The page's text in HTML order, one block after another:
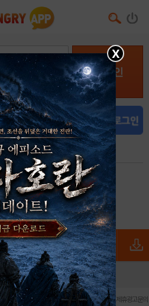
로그인
호 찾기 회원가입
X
PC버전 전체앱
| 청소년 보호정책 | 불법촬영물 신고센터 | 제휴광고문의